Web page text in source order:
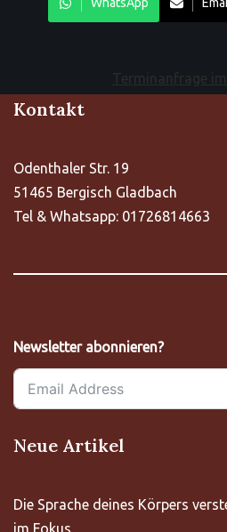
Terminanfrage im
Kontakt
Odenthaler Str. 19
51465 Bergisch Gladbach
Tel & Whatsapp: 01726814663
Newsletter abonnieren?
Neue Artikel
Die Sprache deines Körpers
im Fokus